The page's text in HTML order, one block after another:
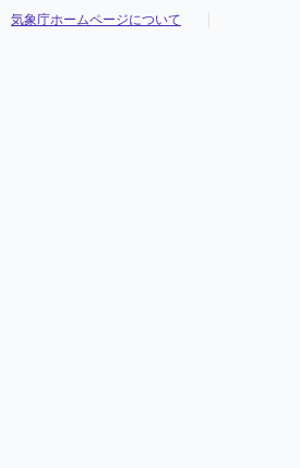
気象庁ホームページについて